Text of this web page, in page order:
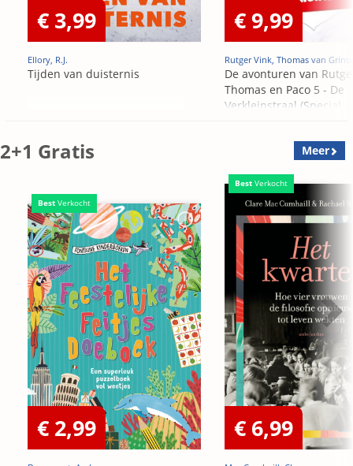
€ 3,99
Ellory, R.J.
Tijden van duisternis
€ 9,99
Rutger Vink, Thomas van
De avonturen van
Thomas en Paco 5 - De
Verkleinstraal (Special
2+1 Gratis Meer
Best Verkocht
€ 2,99
Best Verkocht
€ 6,99